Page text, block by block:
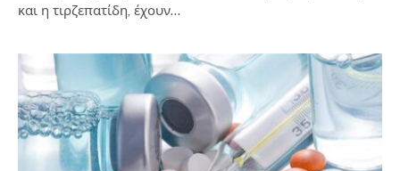
και η τιρζεπατίδη, έχουν…